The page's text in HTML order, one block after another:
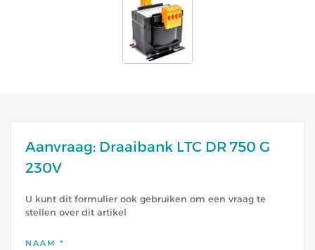
Aanvraag: Draaibank LTC DR 750 G
230V
U kunt dit formulier ook gebruiken om een vraag te
stellen over dit artikel
NAAM *